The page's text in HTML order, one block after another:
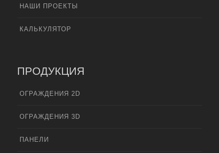
НАШИ ПРОЕКТЫ
КАЛЬКУЛЯТОР
ПРОДУКЦИЯ
ОГРАЖДЕНИЯ 2D
ОГРАЖДЕНИЯ 3D
ПАНЕЛИ